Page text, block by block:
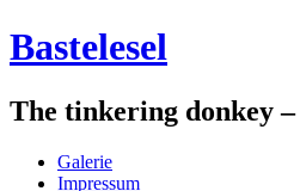
Bastelesel
The tinkering donkey
Galerie
Impressum